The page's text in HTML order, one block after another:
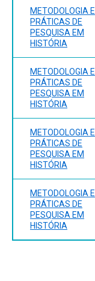
METODOLOGIA E
PRÁTICAS DE
PESQUISA EM
HISTÓRIA
METODOLOGIA E
PRÁTICAS DE
PESQUISA EM
HISTÓRIA
METODOLOGIA E
PRÁTICAS DE
PESQUISA EM
HISTÓRIA
METODOLOGIA E
PRÁTICAS DE
PESQUISA EM
HISTÓRIA